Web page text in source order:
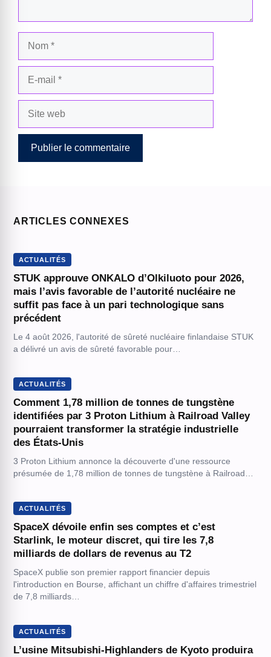
ARTICLES CONNEXES
ACTUALITÉS
STUK approuve ONKALO d’Olkiluoto pour 2026,
mais l’avis favorable de l’autorité nucléaire ne
suffit pas face à un pari technologique sans
précédent
Le 4 août 2026, l'autorité de sûreté nucléaire finlandaise STUK
a délivré un avis de sûreté favorable pour…
ACTUALITÉS
Comment 1,78 million de tonnes de tungstène
identifiées par 3 Proton Lithium à Railroad Valley
pourraient transformer la stratégie industrielle
des États-Unis
3 Proton Lithium annonce la découverte d'une ressource
présumée de 1,78 million de tonnes de tungstène à Railroad…
ACTUALITÉS
SpaceX dévoile enfin ses comptes et c’est
Starlink, le moteur discret, qui tire les 7,8
milliards de dollars de revenus au T2
SpaceX publie son premier rapport financier depuis
l'introduction en Bourse, affichant un chiffre d'affaires trimestriel
de 7,8 milliards…
ACTUALITÉS
L’usine Mitsubishi-Highlanders de Kyoto produira